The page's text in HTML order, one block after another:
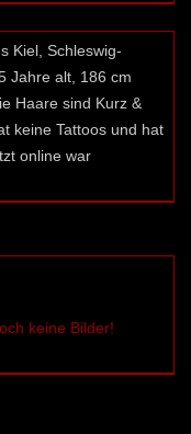
Kiel, Schleswig-
Jahre alt, 186 cm
Haare sind Kurz &
keine Tattoos und hat
online war
keine Bilder!